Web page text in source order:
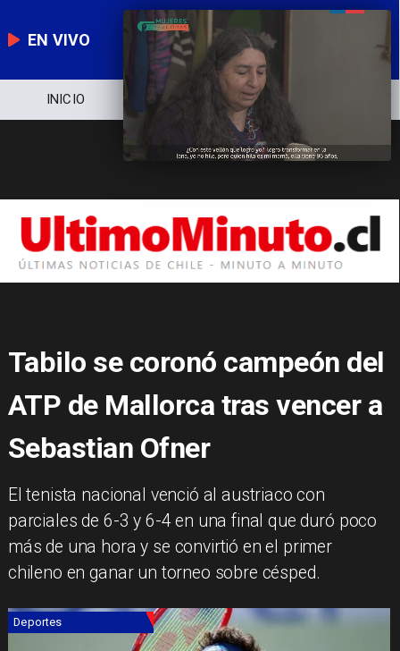
EN VIVO
NOTICIERO POLÍTICA
Tabilo se coronó campeón del
ATP de Mallorca tras vencer a
Sebastian Ofner
​El tenista nacional venció al austriaco con
parciales de 6-3 y 6-4 en una final que duró poco
más de una hora y se convirtió en el primer
chileno en ganar un torneo sobre césped.
Deportes